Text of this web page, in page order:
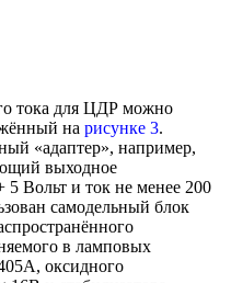
тока для ЦДР можно
на рисунке 3.
«адаптер», например,
выходное
5 Вольт и ток не менее 200
самодельный блок
в ламповых
оксидного